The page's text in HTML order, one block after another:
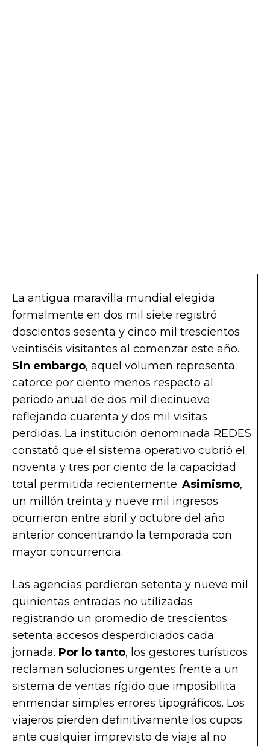
La antigua maravilla mundial elegida
formalmente en dos mil siete registró
doscientos sesenta y cinco mil trescientos
veintiséis visitantes al comenzar este año.
Sin embargo, aquel volumen representa
catorce por ciento menos respecto al
periodo anual de dos mil diecinueve
reflejando cuarenta y dos mil visitas
perdidas. La institución denominada REDES
constató que el sistema operativo cubrió el
noventa y tres por ciento de la capacidad
total permitida recientemente. Asimismo,
un millón treinta y nueve mil ingresos
ocurrieron entre abril y octubre del año
anterior concentrando la temporada con
mayor concurrencia.
Las agencias perdieron setenta y nueve mil
quinientas entradas no utilizadas
registrando un promedio de trescientos
setenta accesos desperdiciados cada
jornada. Por lo tanto, los gestores turísticos
reclaman soluciones urgentes frente a un
sistema de ventas rígido que imposibilita
enmendar simples errores tipográficos. Los
viajeros pierden definitivamente los cupos
ante cualquier imprevisto de viaje al no